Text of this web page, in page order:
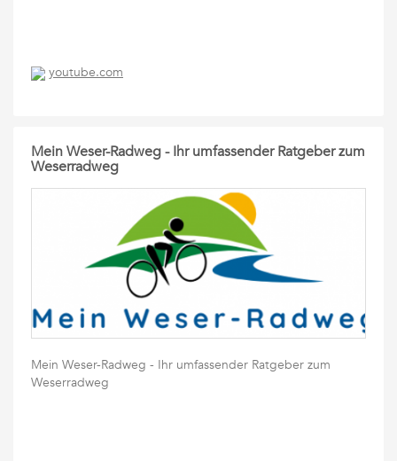
youtube.com
Mein Weser-Radweg - Ihr umfassender Ratgeber zum
Weserradweg
Mein Weser-Radweg - Ihr umfassender Ratgeber zum
Weserradweg